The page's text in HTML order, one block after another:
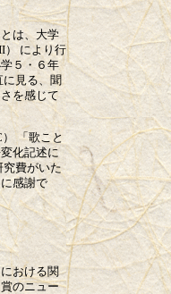
は、大学
） により行
５・６年
見る、聞
を感じて
「歌こと
化記述に
究費がいた
感謝で
おける関
のニュー